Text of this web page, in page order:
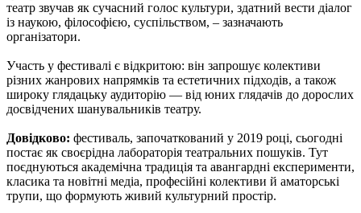
театр звучав як сучасний голос культури, здатний вести діалог
із наукою, філософією, суспільством, – зазначають
організатори.
Участь у фестивалі є відкритою: він запрошує колективи
різних жанрових напрямків та естетичних підходів, а також
широку глядацьку аудиторію — від юних глядачів до дорослих
досвідчених шанувальників театру.
Довідково: фестиваль, започаткований у 2019 році, сьогодні
постає як своєрідна лабораторія театральних пошуків. Тут
поєднуються академічна традиція та авангардні експерименти,
класика та новітні медіа, професійні колективи й аматорські
трупи, що формують живий культурний простір.